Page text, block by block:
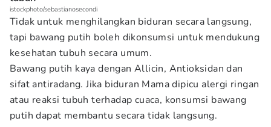
istockphoto/sebastianosecondi
Tidak untuk menghilangkan biduran secara langsung,
tapi bawang putih boleh dikonsumsi untuk mendukung
kesehatan tubuh secara umum.
Bawang putih kaya dengan Allicin, Antioksidan dan
sifat antiradang. Jika biduran Mama dipicu alergi ringan
atau reaksi tubuh terhadap cuaca, konsumsi bawang
putih dapat membantu secara tidak langsung.